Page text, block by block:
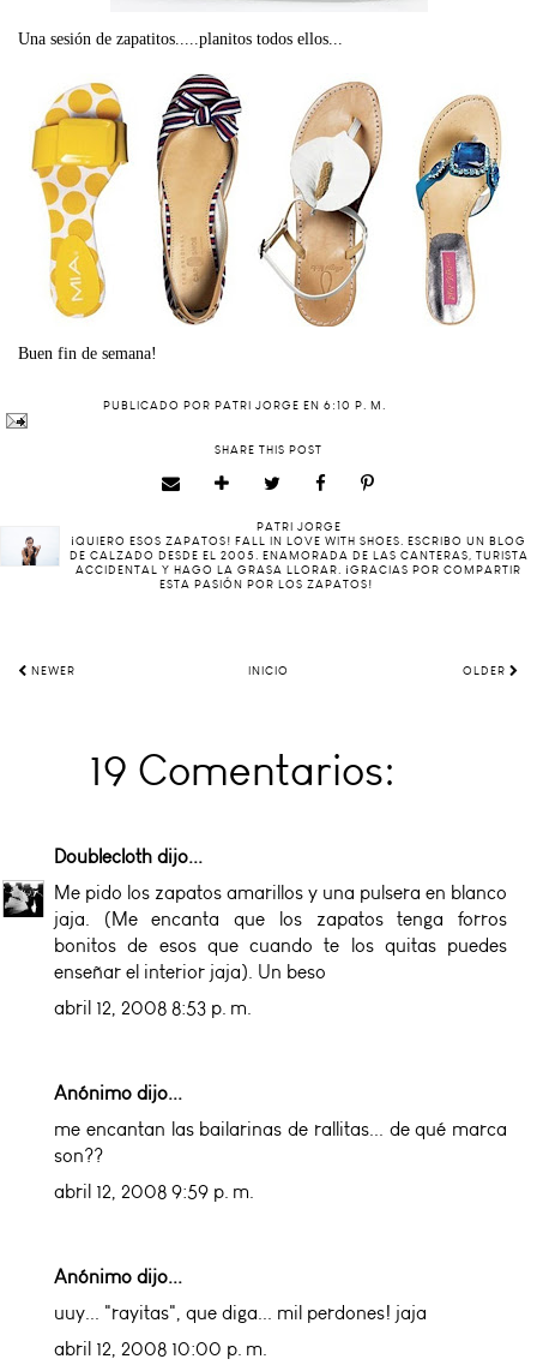
Una sesión de zapatitos.....planitos todos ellos...
Buen fin de semana!
PUBLICADO POR PATRI JORGE EN 6:10 P. M.
SHARE THIS POST
PATRI JORGE
¡QUIERO ESOS ZAPATOS! FALL IN LOVE WITH SHOES. ESCRIBO UN BLOG
DE CALZADO DESDE EL 2005. ENAMORADA DE LAS CANTERAS, TURISTA
ACCIDENTAL Y HAGO LA GRASA LLORAR. ¡GRACIAS POR COMPARTIR
ESTA PASIÓN POR LOS ZAPATOS!
NEWER INICIO OLDER
19 Comentarios:
Doublecloth dijo...
Me pido los zapatos amarillos y una pulsera en blanco
jaja. (Me encanta que los zapatos tenga forros
bonitos de esos que cuando te los quitas puedes
enseñar el interior jaja). Un beso
abril 12, 2008 8:53 p. m.
Anónimo dijo...
me encantan las bailarinas de rallitas... de qué marca
son??
abril 12, 2008 9:59 p. m.
Anónimo dijo...
uuy... "rayitas", que diga... mil perdones! jaja
abril 12, 2008 10:00 p. m.